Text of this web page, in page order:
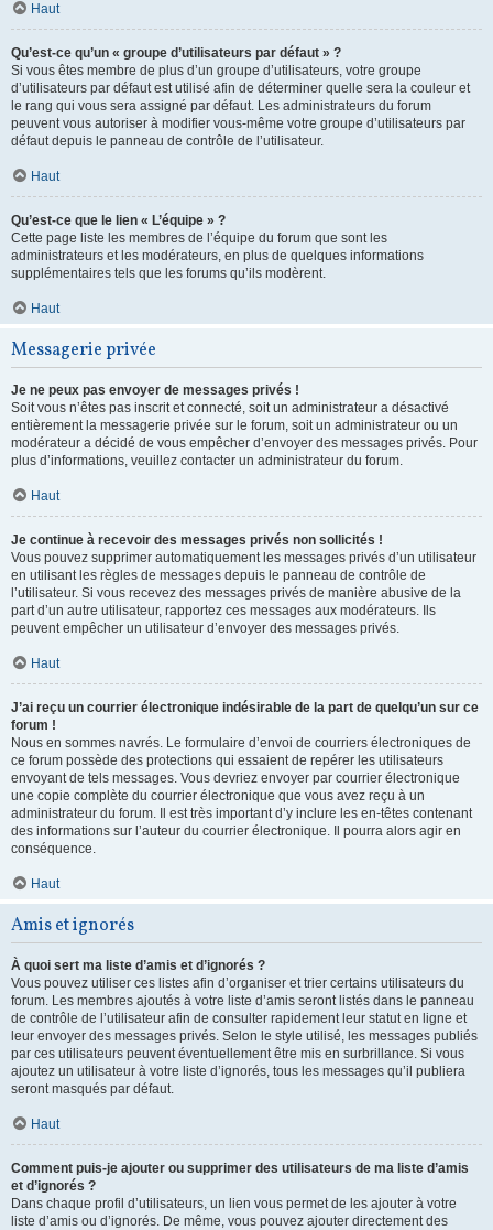
Haut
Qu’est-ce qu’un « groupe d’utilisateurs par défaut » ?
Si vous êtes membre de plus d’un groupe d’utilisateurs, votre groupe
d’utilisateurs par défaut est utilisé afin de déterminer quelle sera la couleur et
le rang qui vous sera assigné par défaut. Les administrateurs du forum
peuvent vous autoriser à modifier vous-même votre groupe d’utilisateurs par
défaut depuis le panneau de contrôle de l’utilisateur.
Haut
Qu’est-ce que le lien « L’équipe » ?
Cette page liste les membres de l’équipe du forum que sont les
administrateurs et les modérateurs, en plus de quelques informations
supplémentaires tels que les forums qu’ils modèrent.
Haut
Messagerie privée
Je ne peux pas envoyer de messages privés !
Soit vous n’êtes pas inscrit et connecté, soit un administrateur a désactivé
entièrement la messagerie privée sur le forum, soit un administrateur ou un
modérateur a décidé de vous empêcher d’envoyer des messages privés. Pour
plus d’informations, veuillez contacter un administrateur du forum.
Haut
Je continue à recevoir des messages privés non sollicités !
Vous pouvez supprimer automatiquement les messages privés d’un utilisateur
en utilisant les règles de messages depuis le panneau de contrôle de
l’utilisateur. Si vous recevez des messages privés de manière abusive de la
part d’un autre utilisateur, rapportez ces messages aux modérateurs. Ils
peuvent empêcher un utilisateur d’envoyer des messages privés.
Haut
J’ai reçu un courrier électronique indésirable de la part de quelqu’un sur ce
forum !
Nous en sommes navrés. Le formulaire d’envoi de courriers électroniques de
ce forum possède des protections qui essaient de repérer les utilisateurs
envoyant de tels messages. Vous devriez envoyer par courrier électronique
une copie complète du courrier électronique que vous avez reçu à un
administrateur du forum. Il est très important d’y inclure les en-têtes contenant
des informations sur l’auteur du courrier électronique. Il pourra alors agir en
conséquence.
Haut
Amis et ignorés
À quoi sert ma liste d’amis et d’ignorés ?
Vous pouvez utiliser ces listes afin d’organiser et trier certains utilisateurs du
forum. Les membres ajoutés à votre liste d’amis seront listés dans le panneau
de contrôle de l’utilisateur afin de consulter rapidement leur statut en ligne et
leur envoyer des messages privés. Selon le style utilisé, les messages publiés
par ces utilisateurs peuvent éventuellement être mis en surbrillance. Si vous
ajoutez un utilisateur à votre liste d’ignorés, tous les messages qu’il publiera
seront masqués par défaut.
Haut
Comment puis-je ajouter ou supprimer des utilisateurs de ma liste d’amis
et d’ignorés ?
Dans chaque profil d’utilisateurs, un lien vous permet de les ajouter à votre
liste d’amis ou d’ignorés. De même, vous pouvez ajouter directement des